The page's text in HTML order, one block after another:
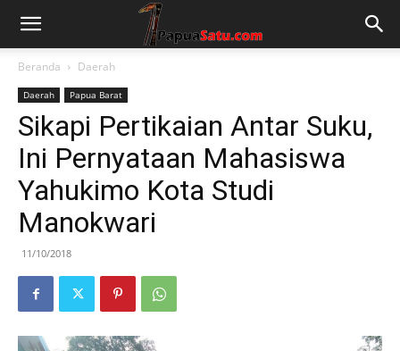
Beranda Daerah
Daerah Papua Barat
Sikapi Pertikaian Antar Suku,
Ini Pernyataan Mahasiswa
Yahukimo Kota Studi
Manokwari
11/10/2018